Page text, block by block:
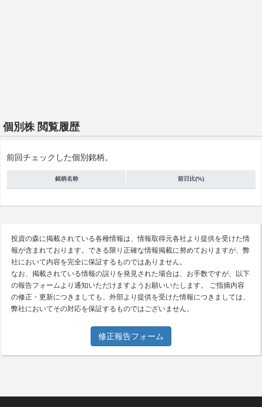
個別株 閲覧履歴
前回チェックした個別銘柄。
銘柄名称 前日比(%)
投資の森に掲載されている各種情報は、情報取得元各社より提供を受けた情
報が含まれております。できる限り正確な情報掲載に努めておりますが、弊
社において内容を完全に保証するものではありません。
なお、掲載されている情報の誤りを発見された場合は、お手数ですが、以下
の報告フォームより通知いただけますようお願いいたします。 ご指摘内容
の修正・更新につきましても、外部より提供を受けた情報につきましては、
弊社においてその対応を保証するものではございません。
修正報告フォーム